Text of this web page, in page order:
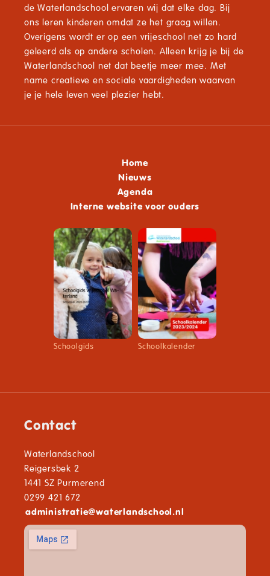
de Waterlandschool ervaren wij dat elke dag. Bij
ons leren kinderen omdat ze het graag willen.
Overigens wordt er op een vrijeschool net zo hard
geleerd als op andere scholen. Alleen krijg je bij de
Waterlandschool net dat beetje meer mee. Met
name creatieve en sociale vaardigheden waarvan
je je hele leven veel plezier hebt.
Home
Nieuws
Agenda
Interne website voor ouders
Schoolgids Schoolkalender
Contact
Waterlandschool
Reigersbek 2
1441 SZ Purmerend
0299 421 672
administratie@waterlandschool.nl